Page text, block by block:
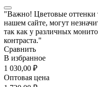
"Важно! Цветовые оттенки
нашем сайте, могут
так как у различных
контраста."
Сравнить
В избранное
1 030,00 ₽
Оптовая цена